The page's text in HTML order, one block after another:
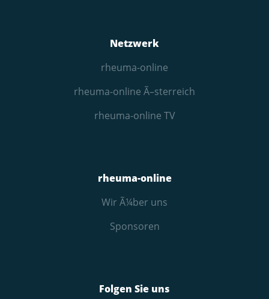
Netzwerk
rheuma-online
rheuma-online Ã–sterreich
rheuma-online TV
rheuma-online
Wir Ã¼ber uns
Sponsoren
Folgen Sie uns